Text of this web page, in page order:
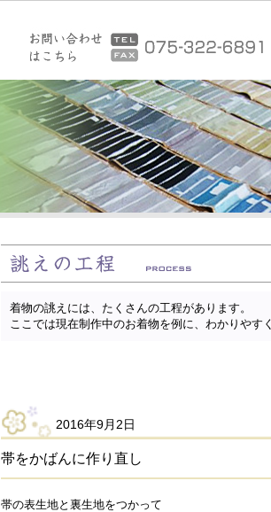
着物の誂えには、たくさんの工程があります。
ここでは現在制作中のお着物を例に、わかりやす
2016年9月2日
帯をかばんに作り直し
帯の表生地と裏生地をつかって